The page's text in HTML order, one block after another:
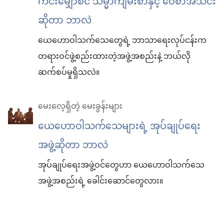
ဆိုတာ ဘာလဲ
ယေဟောဝါသက်သေတွေရဲ့ ဘာသာရေးလုပ်ငန်းက
တရားဝင်ဖွဲ့စည်းထားတဲ့အဖွဲ့အစည်းနဲ့ ဘယ်လို
ဆက်စပ်မှုရှိသလဲ။
မေးလေ့ရှိတဲ့ မေးခွန်းများ
ယေဟောဝါသက်သေများရဲ့ အုပ်ချုပ်ရေး
အဖွဲ့ဆိုတာ ဘာလဲ
အုပ်ချုပ်ရေးအဖွဲ့ဝင်တွေဟာ ယေဟောဝါသက်သေ
အဖွဲ့အစည်းရဲ့ ခေါင်းဆောင်တွေလား။